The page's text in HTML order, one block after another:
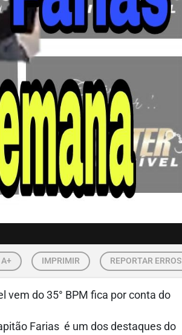
A+ IMPRIMIR REPORTAR ERROS
vem do 35° BPM fica por conta do
Farias é um dos destaques do